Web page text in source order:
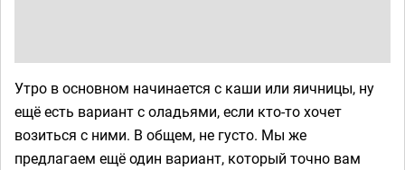
Утро в основном начинается с каши или яичницы, ну
ещё есть вариант с оладьями, если кто-то хочет
возиться с ними. В общем, не густо. Мы же
предлагаем ещё один вариант, который точно вам